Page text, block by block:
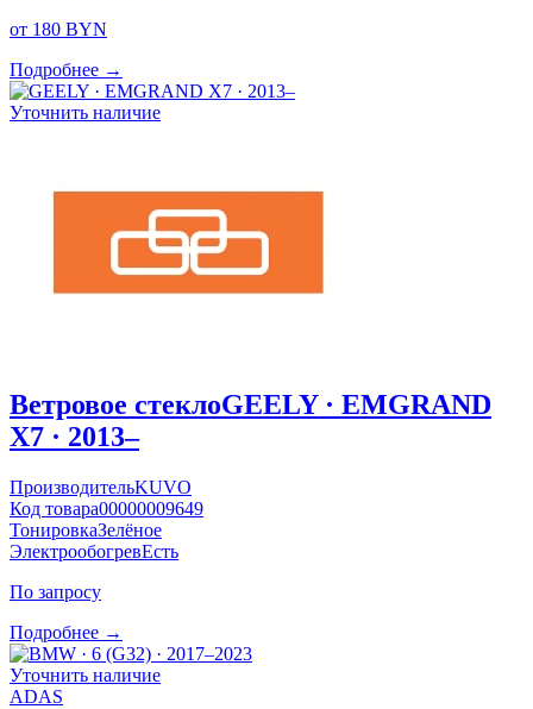
от 180 BYN
Подробнее →
Уточнить наличие
Ветровое стеклоGEELY · EMGRAND
X7 · 2013–
ПроизводительKUVO
Код товара00000009649
ТонировкаЗелёное
ЭлектрообогревЕсть
По запросу
Подробнее →
Уточнить наличие
ADAS